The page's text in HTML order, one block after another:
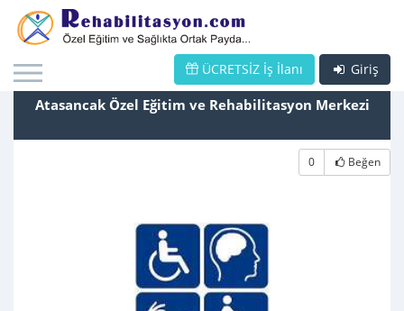
Giriş
ÜCRETSİZ İş İlanı
Atasancak Özel Eğitim ve Rehabilitasyon Merkezi
0 Beğen